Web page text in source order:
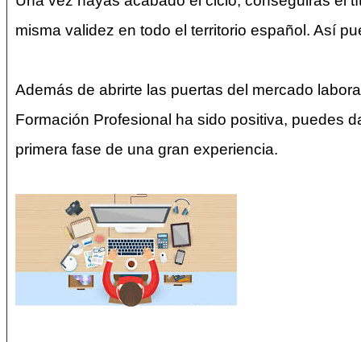
misma validez en todo el territorio español. Así
Además de abrirte las puertas del mercado
Formación Profesional ha sido positiva, puedes
primera fase de una gran experiencia.